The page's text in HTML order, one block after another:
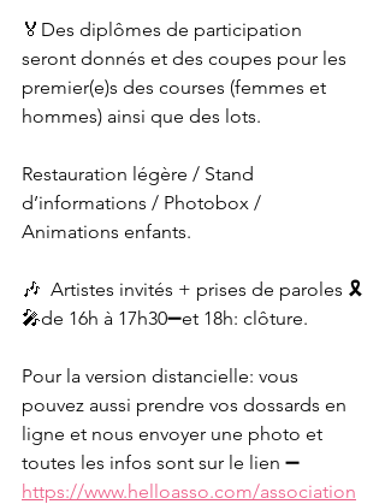
🏅Des diplômes de participation
seront donnés et des coupes pour les
premier(e)s des courses (femmes et
hommes) ainsi que des lots.
Restauration légère / Stand
d’informations / Photobox /
Animations enfants.
🎶  Artistes invités + prises de paroles 🎗
🎤de 16h à 17h30➖et 18h: clôture.
Pour la version distancielle: vous
pouvez aussi prendre vos dossards en
ligne et nous envoyer une photo et
toutes les infos sont sur le lien ➖
https://www.helloasso.com/association